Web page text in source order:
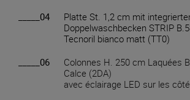
_____04
Platte St. 1,2 cm mit
Doppelwaschbecken STRIP
Tecnoril bianco matt (TT0)
_____06
Colonnes H. 250 cm Laquées
Calce (2DA)
avec éclairage LED sur les